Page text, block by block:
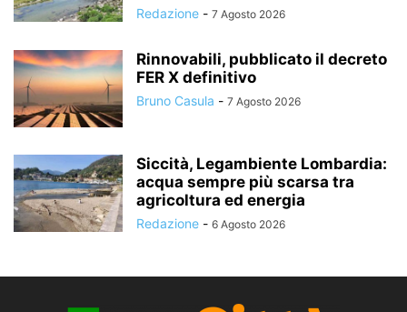
Redazione - 7 Agosto 2026
Rinnovabili, pubblicato il decreto
FER X definitivo
Bruno Casula - 7 Agosto 2026
Siccità, Legambiente Lombardia:
acqua sempre più scarsa tra
agricoltura ed energia
Redazione - 6 Agosto 2026